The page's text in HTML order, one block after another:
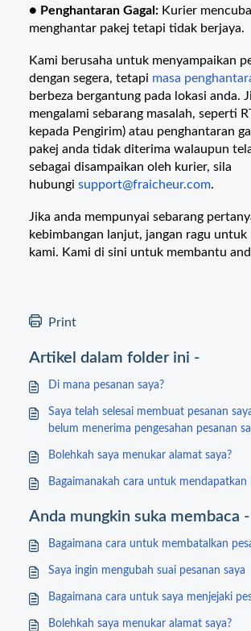
● Penghantaran Gagal: Kurier
menghantar pakej tetapi tidak berjaya.
Kami berusaha untuk menyampaikan
dengan segera, tetapi masa
berbeza bergantung pada lokasi anda.
mengalami sebarang masalah, seperti
kepada Pengirim) atau penghantaran
pakej anda tidak diterima walaupun
sebagai disampaikan oleh kurier, sila
hubungi support@fraicheur.com.
Jika anda mempunyai sebarang
kebimbangan lanjut, jangan ragu untuk
kami. Kami di sini untuk membantu
Print
Artikel dalam folder ini -
Di mana pesanan saya?
Saya telah selesai membuat pesanan
belum menerima pengesahan pesanan
Bolehkah saya menukar alamat saya?
Bagaimanakah cara untuk mendapatkan
Anda mungkin suka membaca -
Bagaimana cara untuk membatalkan
Saya ingin mengubah suai pesanan saya
Bagaimana cara untuk saya menjejaki
Bolehkah saya menukar alamat saya?